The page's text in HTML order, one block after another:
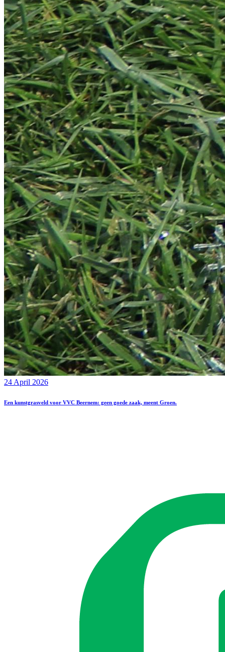
24 April 2026
Een kunstgrasveld voor VVC Beernem: geen goede zaak, meent Groen.